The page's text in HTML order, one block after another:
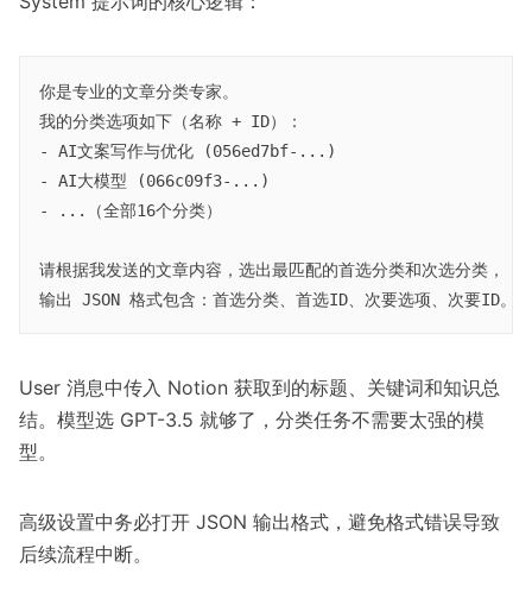
你是专业的文章分类专家。
我的分类选项如下（名称 + ID）：
- AI文案写作与优化 (056ed7bf-...)
- AI大模型 (066c09f3-...)
- ...（全部16个分类）
请根据我发送的文章内容，选出最匹配的首选分类和次选分类，
User 消息中传入 Notion 获取到的标题、关键词和知识总
结。模型选 GPT-3.5 就够了，分类任务不需要太强的模
型。
高级设置中务必打开 JSON 输出格式，避免格式错误导致
后续流程中断。